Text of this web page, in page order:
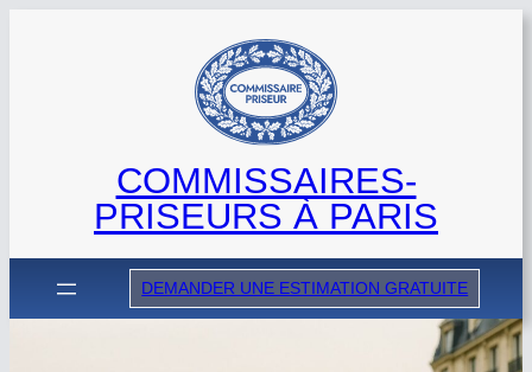
COMMISSAIRES-
PRISEURS À PARIS
DEMANDER UNE ESTIMATION GRATUITE